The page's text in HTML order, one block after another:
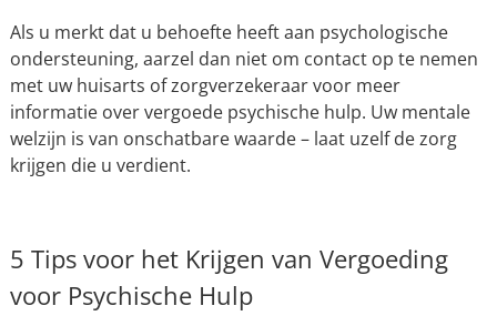
Als u merkt dat u behoefte heeft aan psychologische
ondersteuning, aarzel dan niet om contact op te nemen
met uw huisarts of zorgverzekeraar voor meer
informatie over vergoede psychische hulp. Uw mentale
welzijn is van onschatbare waarde – laat uzelf de zorg
krijgen die u verdient.
5 Tips voor het Krijgen van Vergoeding
voor Psychische Hulp